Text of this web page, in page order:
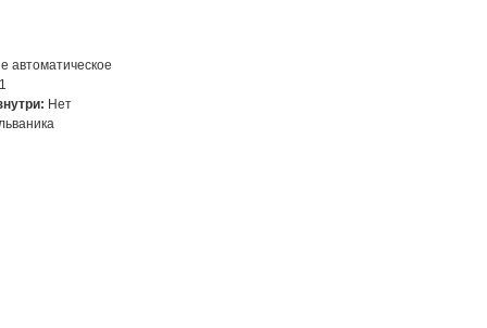
автоматическое
1
Нет